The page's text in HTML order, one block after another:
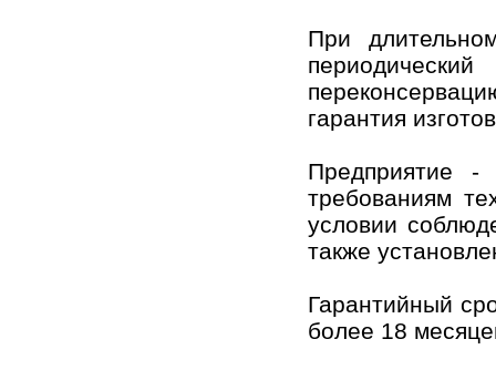
При
гарантия
Предприятие -
требованиям
условии
также
Гарантийный
более 18